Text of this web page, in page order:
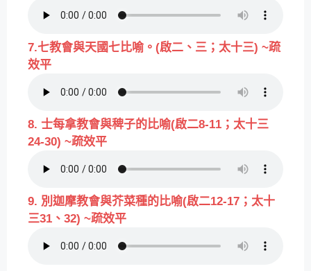
7.七教會與天國七比喻。(啟二、三；太十三) ~疏
效平
8. 士每拿教會與稗子的比喻(啟二8-11；太十三
24-30) ~疏效平
9. 別迦摩教會與芥菜種的比喻(啟二12-17；太十
三31、32) ~疏效平